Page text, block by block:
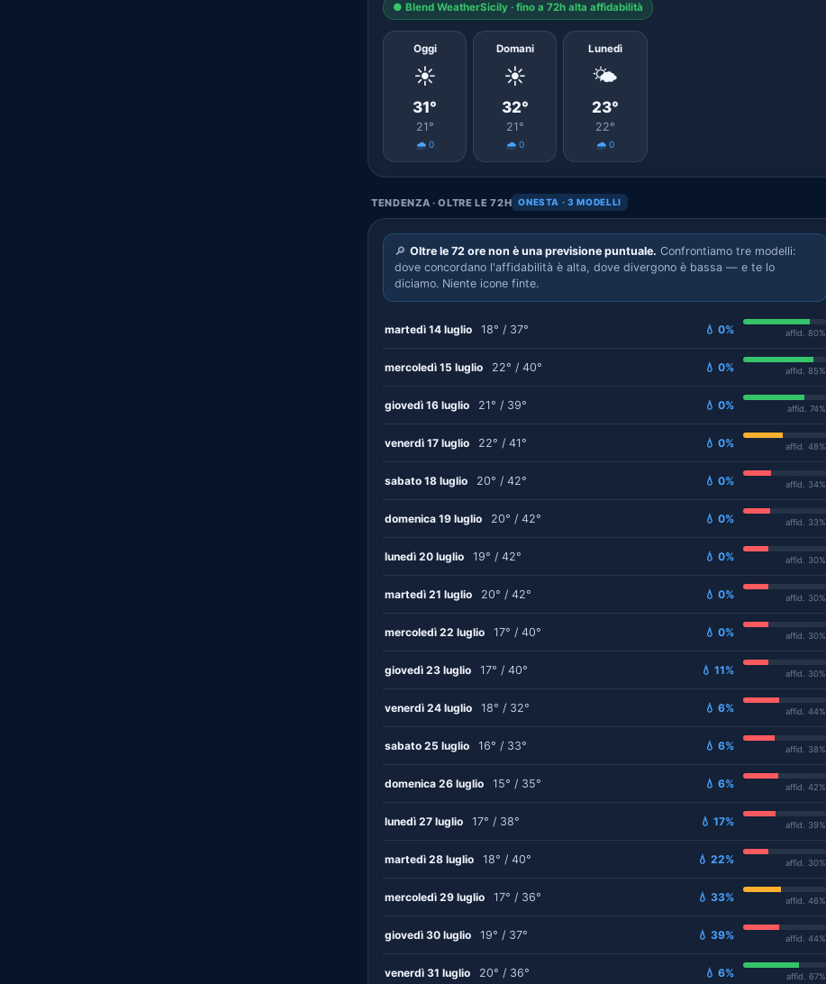
● Blend WeatherSicily · fino a 72h alta affidabilità
Oggi
☀️
31°
21°
🌧️ 0
Domani
☀️
32°
21°
🌧️ 0
Lunedì
🌤️
23°
22°
🌧️ 0
TENDENZA · OLTRE LE 72H ONESTA · 3 MODELLI
🔎 Oltre le 72 ore non è una previsione puntuale. Confrontiamo tre modelli:
dove concordano l'affidabilità è alta, dove divergono è bassa — e te lo
diciamo. Niente icone finte.
martedì 14 luglio 18° / 37° 💧 0% affid. 80%
mercoledì 15 luglio 22° / 40° 💧 0% affid. 85%
giovedì 16 luglio 21° / 39° 💧 0% affid. 74%
venerdì 17 luglio 22° / 41° 💧 0% affid. 48%
sabato 18 luglio 20° / 42° 💧 0% affid. 34%
domenica 19 luglio 20° / 42° 💧 0% affid. 33%
lunedì 20 luglio 19° / 42° 💧 0% affid. 30%
martedì 21 luglio 20° / 42° 💧 0% affid. 30%
mercoledì 22 luglio 17° / 40° 💧 0% affid. 30%
giovedì 23 luglio 17° / 40° 💧 11% affid. 30%
venerdì 24 luglio 18° / 32° 💧 6% affid. 44%
sabato 25 luglio 16° / 33° 💧 6% affid. 38%
domenica 26 luglio 15° / 35° 💧 6% affid. 42%
lunedì 27 luglio 17° / 38° 💧 17% affid. 39%
martedì 28 luglio 18° / 40° 💧 22% affid. 30%
mercoledì 29 luglio 17° / 36° 💧 33% affid. 46%
giovedì 30 luglio 19° / 37° 💧 39% affid. 44%
venerdì 31 luglio 20° / 36° 💧 6% affid. 67%